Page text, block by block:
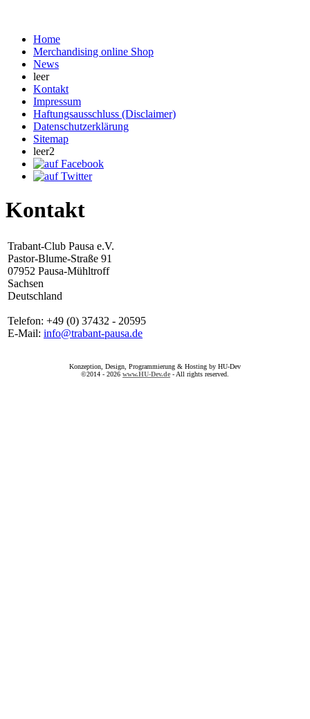
Home
Merchandising online Shop
News
leer
Kontakt
Impressum
Haftungsausschluss (Disclaimer)
Datenschutzerklärung
Sitemap
leer2
Kontakt
Trabant-Club Pausa e.V.
Pastor-Blume-Straße 91
07952 Pausa-Mühltroff
Sachsen
Deutschland
Telefon: +49 (0) 37432 - 20595
E-Mail: info@trabant-pausa.de
Konzeption, Design, Programmierung & Hosting by HU-Dev
©2014 - 2026 www.HU-Dev.de - All rights reserved.